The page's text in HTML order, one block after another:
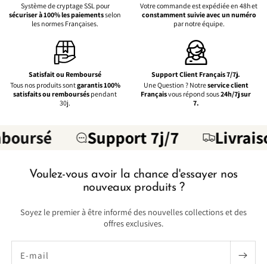
Système de cryptage SSL pour
sécuriser à 100% les paiementsselon
les normes Françaises.
Votre commande est expédiée en 48h et
constamment suivie avec un numéro
par notre équipe.
Satisfait ou Remboursé
Tous nos produits sontgarantis 100%
satisfaits ou remboursés pendant
30j.
Support Client Français 7/7j.
Une Question ? Notreservice client
Françaisvous répond sous24h/7j sur
7.
Support 7j/7 Livraison
Voulez-vous avoir la chance d'essayer nos
nouveaux produits ?
Soyez le premier à être informé des nouvelles collections et des
offres exclusives.
E-mail